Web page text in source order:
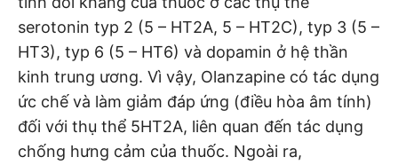
serotonin typ 2 (5 – HT2A, 5 – HT2C), typ 3 (5 –
HT3), typ 6 (5 – HT6) và dopamin ở hệ thần
kinh trung ương. Vì vậy, Olanzapine có tác dụng
ức chế và làm giảm đáp ứng (điều hòa âm tính)
đối với thụ thể 5HT2A, liên quan đến tác dụng
chống hưng cảm của thuốc. Ngoài ra,